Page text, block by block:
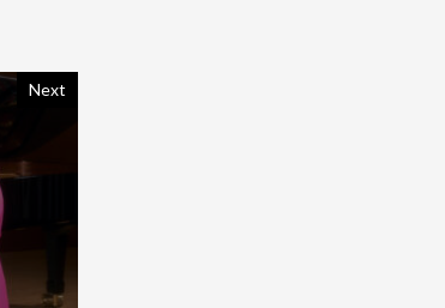
Next